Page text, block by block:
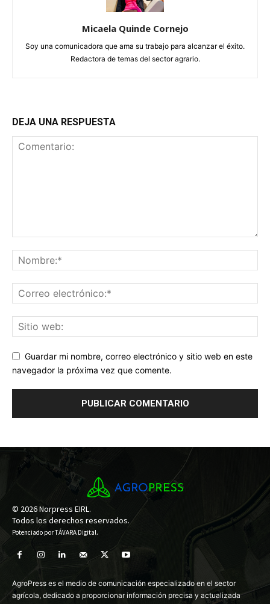
Micaela Quinde Cornejo
Soy una comunicadora que ama su trabajo para alcanzar el éxito.
Redactora de temas del sector agrario.
DEJA UNA RESPUESTA
Guardar mi nombre, correo electrónico y sitio web en este
navegador la próxima vez que comente.
© 2026 Norpress EIRL.
Todos los derechos reservados.
Potenciado porTÁVARA Digital.
AgroPress es el medio de comunicación especializado en el sector
agrícola, dedicado a proporcionar información precisa y actualizada